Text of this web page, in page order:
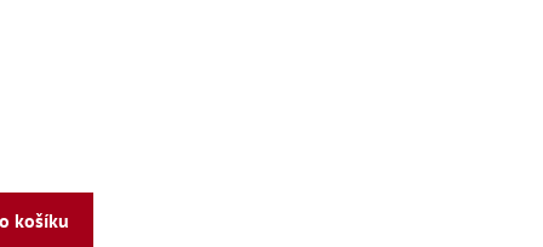
košíku